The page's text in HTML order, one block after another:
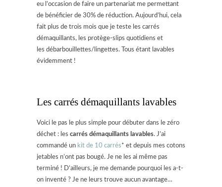
eu l’occasion de faire un partenariat me permettant
de bénéficier de 30% de réduction. Aujourd’hui, cela
fait plus de trois mois que je teste les carrés
démaquillants, les protège-slips quotidiens et
les débarbouillettes/lingettes. Tous étant lavables
évidemment !
Les carrés démaquillants lavables
Voici le pas le plus simple pour débuter dans le zéro
déchet : les carrés démaquillants lavables. J’ai
commandé un kit de 10 carrés* et depuis mes cotons
jetables n’ont pas bougé. Je ne les ai même pas
terminé ! D’ailleurs, je me demande pourquoi les a-t-
on inventé ? Je ne leurs trouve aucun avantage…